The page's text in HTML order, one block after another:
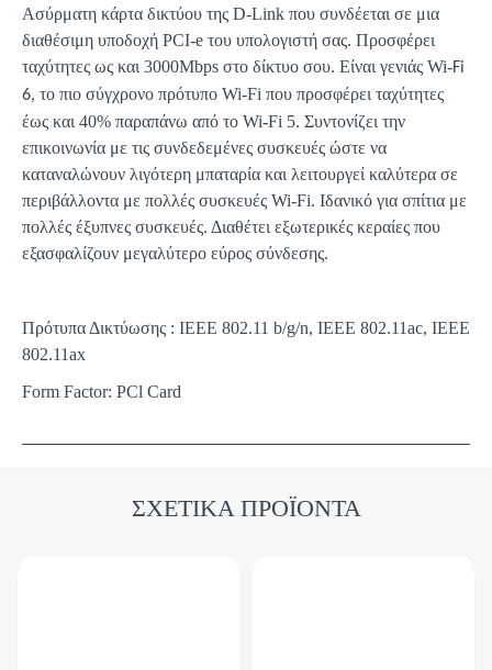
Ασύρματη κάρτα δικτύου της D-Link που συνδέεται σε μια
διαθέσιμη υποδοχή PCI-e του υπολογιστή σας. Προσφέρει
ταχύτητες ως και 3000Mbps στο δίκτυο σου. Είναι γενιάς Wi-Fi
6, το πιο σύγχρονο πρότυπο Wi-Fi που προσφέρει ταχύτητες
έως και 40% παραπάνω από το Wi-Fi 5. Συντονίζει την
επικοινωνία με τις συνδεδεμένες συσκευές ώστε να
καταναλώνουν λιγότερη μπαταρία και λειτουργεί καλύτερα σε
περιβάλλοντα με πολλές συσκευές Wi-Fi. Ιδανικό για σπίτια με
πολλές έξυπνες συσκευές. Διαθέτει εξωτερικές κεραίες που
εξασφαλίζουν μεγαλύτερο εύρος σύνδεσης.
Πρότυπα Δικτύωσης : IEEE 802.11 b/g/n, IEEE 802.11ac, IEEE
802.11ax
Form Factor: PCl Card
ΣΧΕΤΙΚΑ ΠΡΟΪΟΝΤΑ